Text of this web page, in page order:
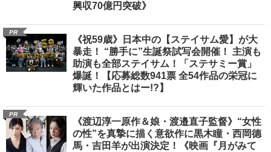
興収70億円突破》
PR
《祝59歳》日本中の【ステイサム愛】が大
暴走！ “勝手に”生誕祭試写会開催！ 主演も
助演も全部ステイサム！「ステサミー賞」
爆誕！【応募総数941票 全54作品の栄冠に
輝いた作品とはー!?】
PR
《渡辺淳一原作＆娘・渡邉直子監督》“女性
の性”を真摯に描く意欲作に黒木瞳・西岡德
馬・吉田羊が出演決定！《映画『月がみて